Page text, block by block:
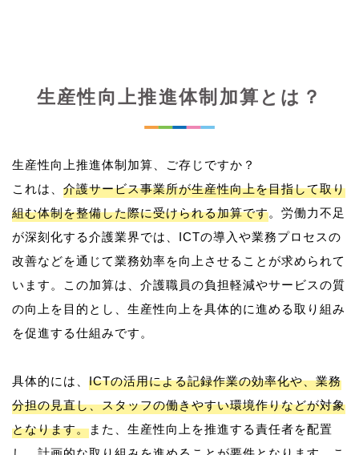
生産性向上推進体制加算とは？
生産性向上推進体制加算、ご存じですか？
これは、 介護サービス事業所が生産性向上を目指して取り
組む体制を整備した際に受けられる加算です。労働力不足
が深刻化する介護業界では、ICTの導入や業務プロセスの
改善などを通じて業務効率を向上させることが求められて
います。この加算は、介護職員の負担軽減やサービスの質
の向上を目的とし、生産性向上を具体的に進める取り組み
を促進する仕組みです。
具体的には、 ICTの活用による記録作業の効率化や、業務
分担の見直し、スタッフの働きやすい環境作りなどが対象
となります。また、生産性向上を推進する責任者を配置